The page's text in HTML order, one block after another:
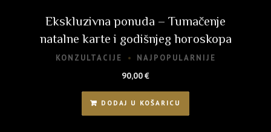
Ekskluzivna ponuda – Tumačenje
natalne karte i godišnjeg horoskopa
KONZULTACIJE NAJPOPULARNIJE
90,00€
DODAJ U KOŠARICU